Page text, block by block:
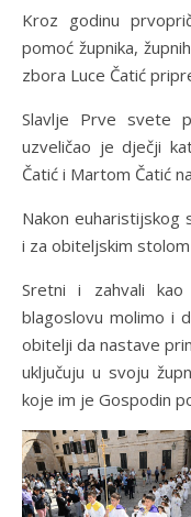
Kroz godinu
pomoć župnika,
zbora Luce Čatić
Slavlje Prve svete
uzveličao je dječji
Čatić i Martom Čatić
Nakon euharistijskog
i za obiteljskim
Sretni i zahvali
blagoslovu molimo i
obitelji da nastave
uključuju u svoju
koje im je Gospodin